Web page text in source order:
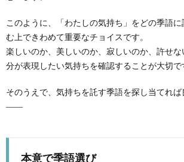
このように、「わたしの気持ち」をどの季語
む上できわめて重要なチョイスです。
楽しいのか、美しいのか、寂しいのか、許せ
分が表現したい気持ちを確認することが大切で
そのうえで、気持ちを託す季語を探し当てれ
――
本意で季語選び